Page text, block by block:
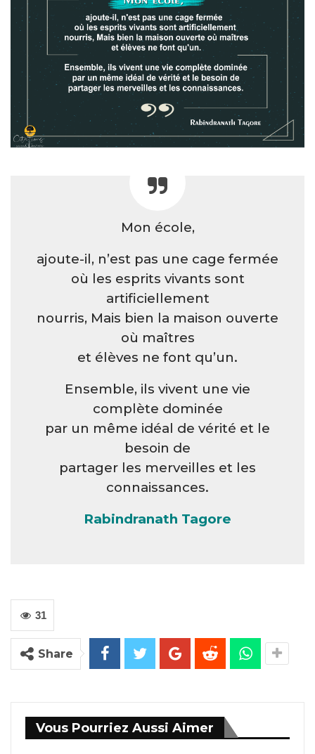
Mon école,
ajoute-il, n’est pas une cage fermée
où les esprits vivants sont
artificiellement
nourris, Mais bien la maison ouverte
où maîtres
et élèves ne font qu’un.
Ensemble, ils vivent une vie
complète dominée
par un même idéal de vérité et le
besoin de
partager les merveilles et les
connaissances.
Rabindranath Tagore
31
Share
Vous Pourriez Aussi Aimer